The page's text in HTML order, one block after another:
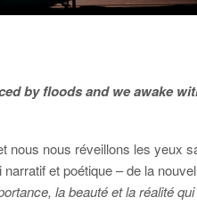
by floods and we awake
nous nous réveillons les yeux
et poétique – de la
la beauté et la réalité